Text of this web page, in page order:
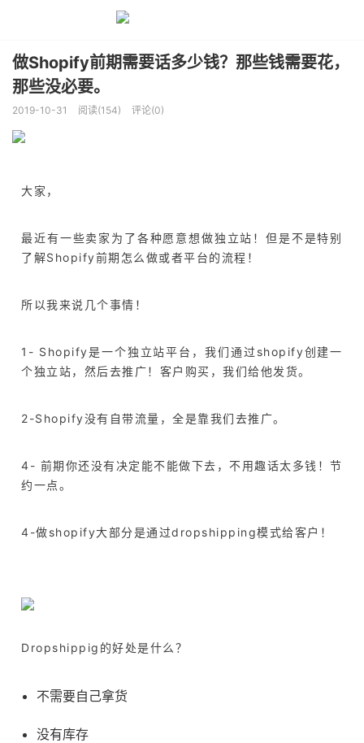
做Shopify前期需要话多少钱？那些钱需要花，
那些没必要。
2019-10-31 阅读(154) 评论(0)
大家，
最近有一些卖家为了各种愿意想做独立站！但是不是特别
了解Shopify前期怎么做或者平台的流程！
所以我来说几个事情！
1- Shopify是一个独立站平台，我们通过shopify创建一
个独立站，然后去推广！客户购买，我们给他发货。
2-Shopify没有自带流量，全是靠我们去推广。
4- 前期你还没有决定能不能做下去，不用趣话太多钱！节
约一点。
4-做shopify大部分是通过dropshipping模式给客户！
Dropshippig的好处是什么？
不需要自己拿货
没有库存